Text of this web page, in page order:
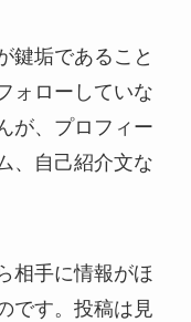
鍵垢であること
ォローしていな
が、プロフィー
、自己紹介文な
相手に情報がほ
です。投稿は見